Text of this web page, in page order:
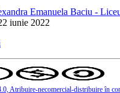
Emanuela Baciu -
iunie 2022
Atribuire-necomercial-distribuire în